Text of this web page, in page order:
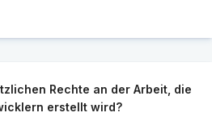
Rechte an der Arbeit, die
erstellt wird?